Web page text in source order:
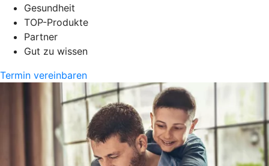
Gesundheit
TOP-Produkte
Partner
Gut zu wissen
Termin vereinbaren